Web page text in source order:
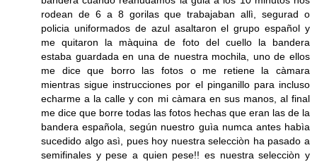
rodean de 6 a 8 gorilas que trabajaban allì, segurad o
policia uniformados de azul asaltaron el grupo español y
me quitaron la màquina de foto del cuello la bandera
estaba guardada en una de nuestra mochila, uno de ellos
me dice que borro las fotos o me retiene la càmara
mientras sigue instrucciones por el pinganillo para incluso
echarme a la calle y con mi càmara en sus manos, al final
me dice que borre todas las fotos hechas que eran las de la
bandera española, según nuestro guìa numca antes habìa
sucedido algo asì, pues hoy nuestra selecciòn ha pasado a
semifinales y pese a quien pese!! es nuestra selecciòn y